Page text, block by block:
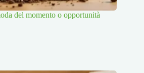
del momento o opportunità